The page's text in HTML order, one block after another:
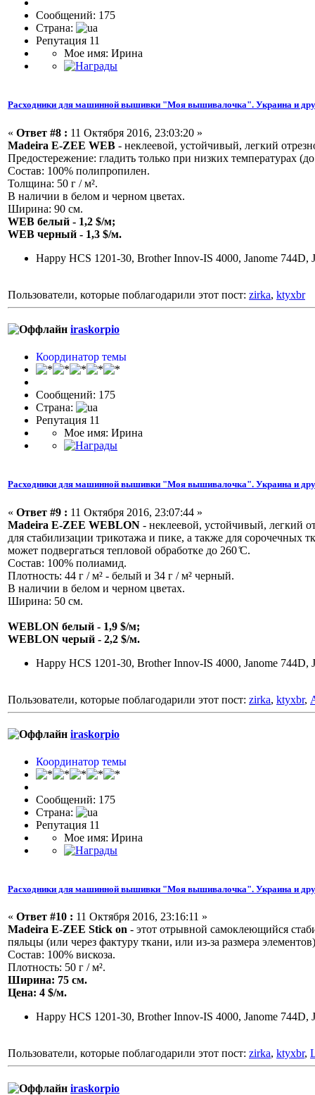
Сообщений: 175
Страна:
Репутация 11
Мое имя: Ирина
Расходники для машинной вышивки "Моя вышивалочка". Украина и
« Ответ #8 : 11 Октября 2016, 23:03:20 »
Madeira E-ZEE WEB - неклеевой, устойчивый, легкий
Предостережение: гладить только при низких температурах
Состав: 100% полипропилен.
Толщина: 50 г / м².
В наличии в белом и черном цветах.
Ширина: 90 см.
WEB белый - 1,2 $/м;
WEB черный - 1,3 $/м.
Happy HCS 1201-30, Brother Innov-IS 4000, Janome 744D,
Пользователи, которые поблагодарили этот пост: zirka, ktyxbr
iraskorpio
Координатор темы
Сообщений: 175
Страна:
Репутация 11
Мое имя: Ирина
Расходники для машинной вышивки "Моя вышивалочка". Украина и
« Ответ #9 : 11 Октября 2016, 23:07:44 »
Madeira E-ZEE WEBLON - неклеевой, устойчивый, легкий
для стабилизации трикотажа и пике, а также для сорочечных
может подвергаться тепловой обработке до 260 ̊С.
Состав: 100% полиамид.
Плотность: 44 г / м² - белый и 34 г / м² черный.
В наличии в белом и черном цветах.
Ширина: 50 см.
WEBLON белый - 1,9 $/м;
WEBLON черый - 2,2 $/м.
Happy HCS 1201-30, Brother Innov-IS 4000, Janome 744D,
Пользователи, которые поблагодарили этот пост: zirka, ktyxbr,
iraskorpio
Координатор темы
Сообщений: 175
Страна:
Репутация 11
Мое имя: Ирина
Расходники для машинной вышивки "Моя вышивалочка". Украина и
« Ответ #10 : 11 Октября 2016, 23:16:11 »
Madeira E-ZEE Stick on - этот отрывной самоклеющийся
пяльцы (или через фактуру ткани, или из-за размера
Состав: 100% вискоза.
Плотность: 50 г / м².
Ширина: 75 см.
Цена: 4 $/м.
Happy HCS 1201-30, Brother Innov-IS 4000, Janome 744D,
Пользователи, которые поблагодарили этот пост: zirka, ktyxbr,
iraskorpio